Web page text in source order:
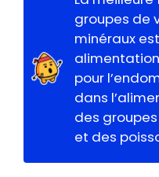
groupes de
minéraux
pour
dans
des
et des